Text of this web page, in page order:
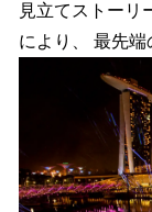
見立てストーリ
により、 最先端